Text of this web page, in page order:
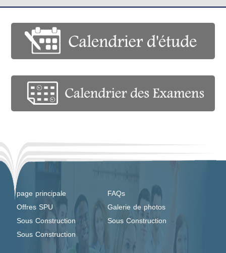
page principale
FAQs
Offres SPU
Galerie de photos
Sous Construction
Sous Construction
Sous Construction